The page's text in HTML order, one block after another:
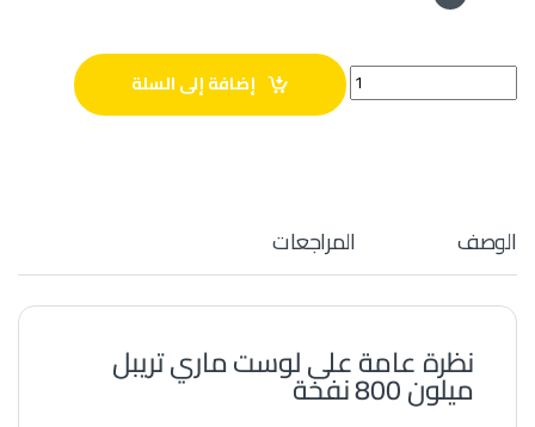
لوست ماري تريبل ميلون 800 نفخة quantity إضافة إلى السلة
الوصف المراجعات
نظرة عامة على لوست ماري تريبل
ميلون 800 نفخة